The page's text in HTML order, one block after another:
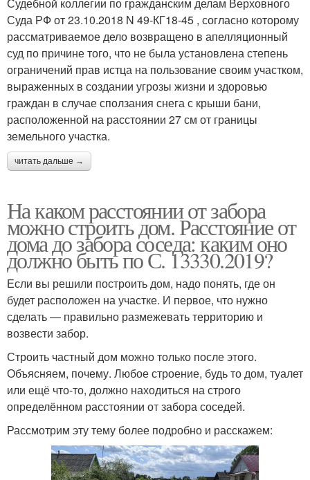
Судебной коллегии по гражданским делам Верховного
Суда РФ от 23.10.2018 N 49-КГ18-45 , согласно которому
рассматриваемое дело возвращено в апелляционный
суд по причине того, что не была установлена степень
ограничений прав истца на пользование своим участком,
выраженных в создании угрозы жизни и здоровью
граждан в случае сползания снега с крыши бани,
расположенной на расстоянии 27 см от границы
земельного участка.
читать дальше →
На каком расстоянии от забора
можно строить дом. Расстояние от
дома до забора соседа: каким оно
должно быть по С. 13330.2019?
Если вы решили построить дом, надо понять, где он
будет расположен на участке. И первое, что нужно
сделать ― правильно размежевать территорию и
возвести забор.
Строить частный дом можно только после этого.
Объясняем, почему. Любое строение, будь то дом, туалет
или ещё что-то, должно находиться на строго
определённом расстоянии от забора соседей.
Рассмотрим эту тему более подробно и расскажем: